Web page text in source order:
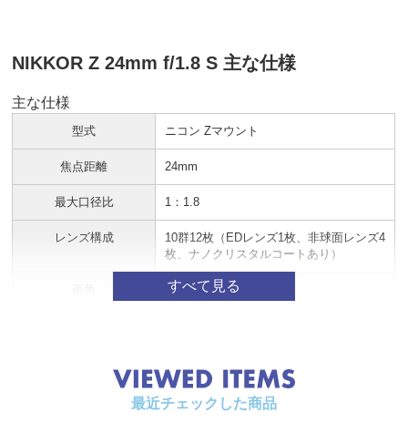
NIKKOR Z 24mm f/1.8 S 主な仕様
主な仕様
型式 ニコン Zマウント
焦点距離 24mm
最大口径比 1：1.8
レンズ構成
10群12枚（EDレンズ1枚、非球面レンズ4
枚、ナノクリスタルコートあり）
84°（撮像範囲FX）
撮像面から0.25m
最近チェックした商品